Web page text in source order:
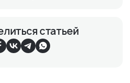
статьей